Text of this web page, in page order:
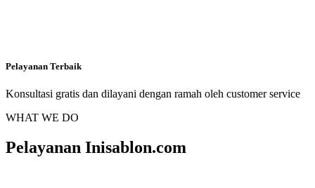
Pelayanan Terbaik
Konsultasi gratis dan dilayani dengan ramah oleh customer service
WHAT WE DO
Pelayanan Inisablon.com